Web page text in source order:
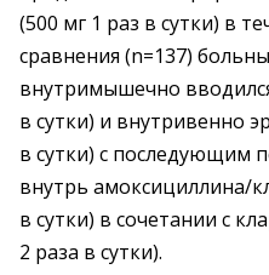
(500 мг 1 раз в сутки) в
сравнения (n=137)
внутримышечно
в сутки) и внутривенно
в сутки) с последующим
внутрь амоксициллина/
в сутки) в сочетании с
2 раза в сутки).